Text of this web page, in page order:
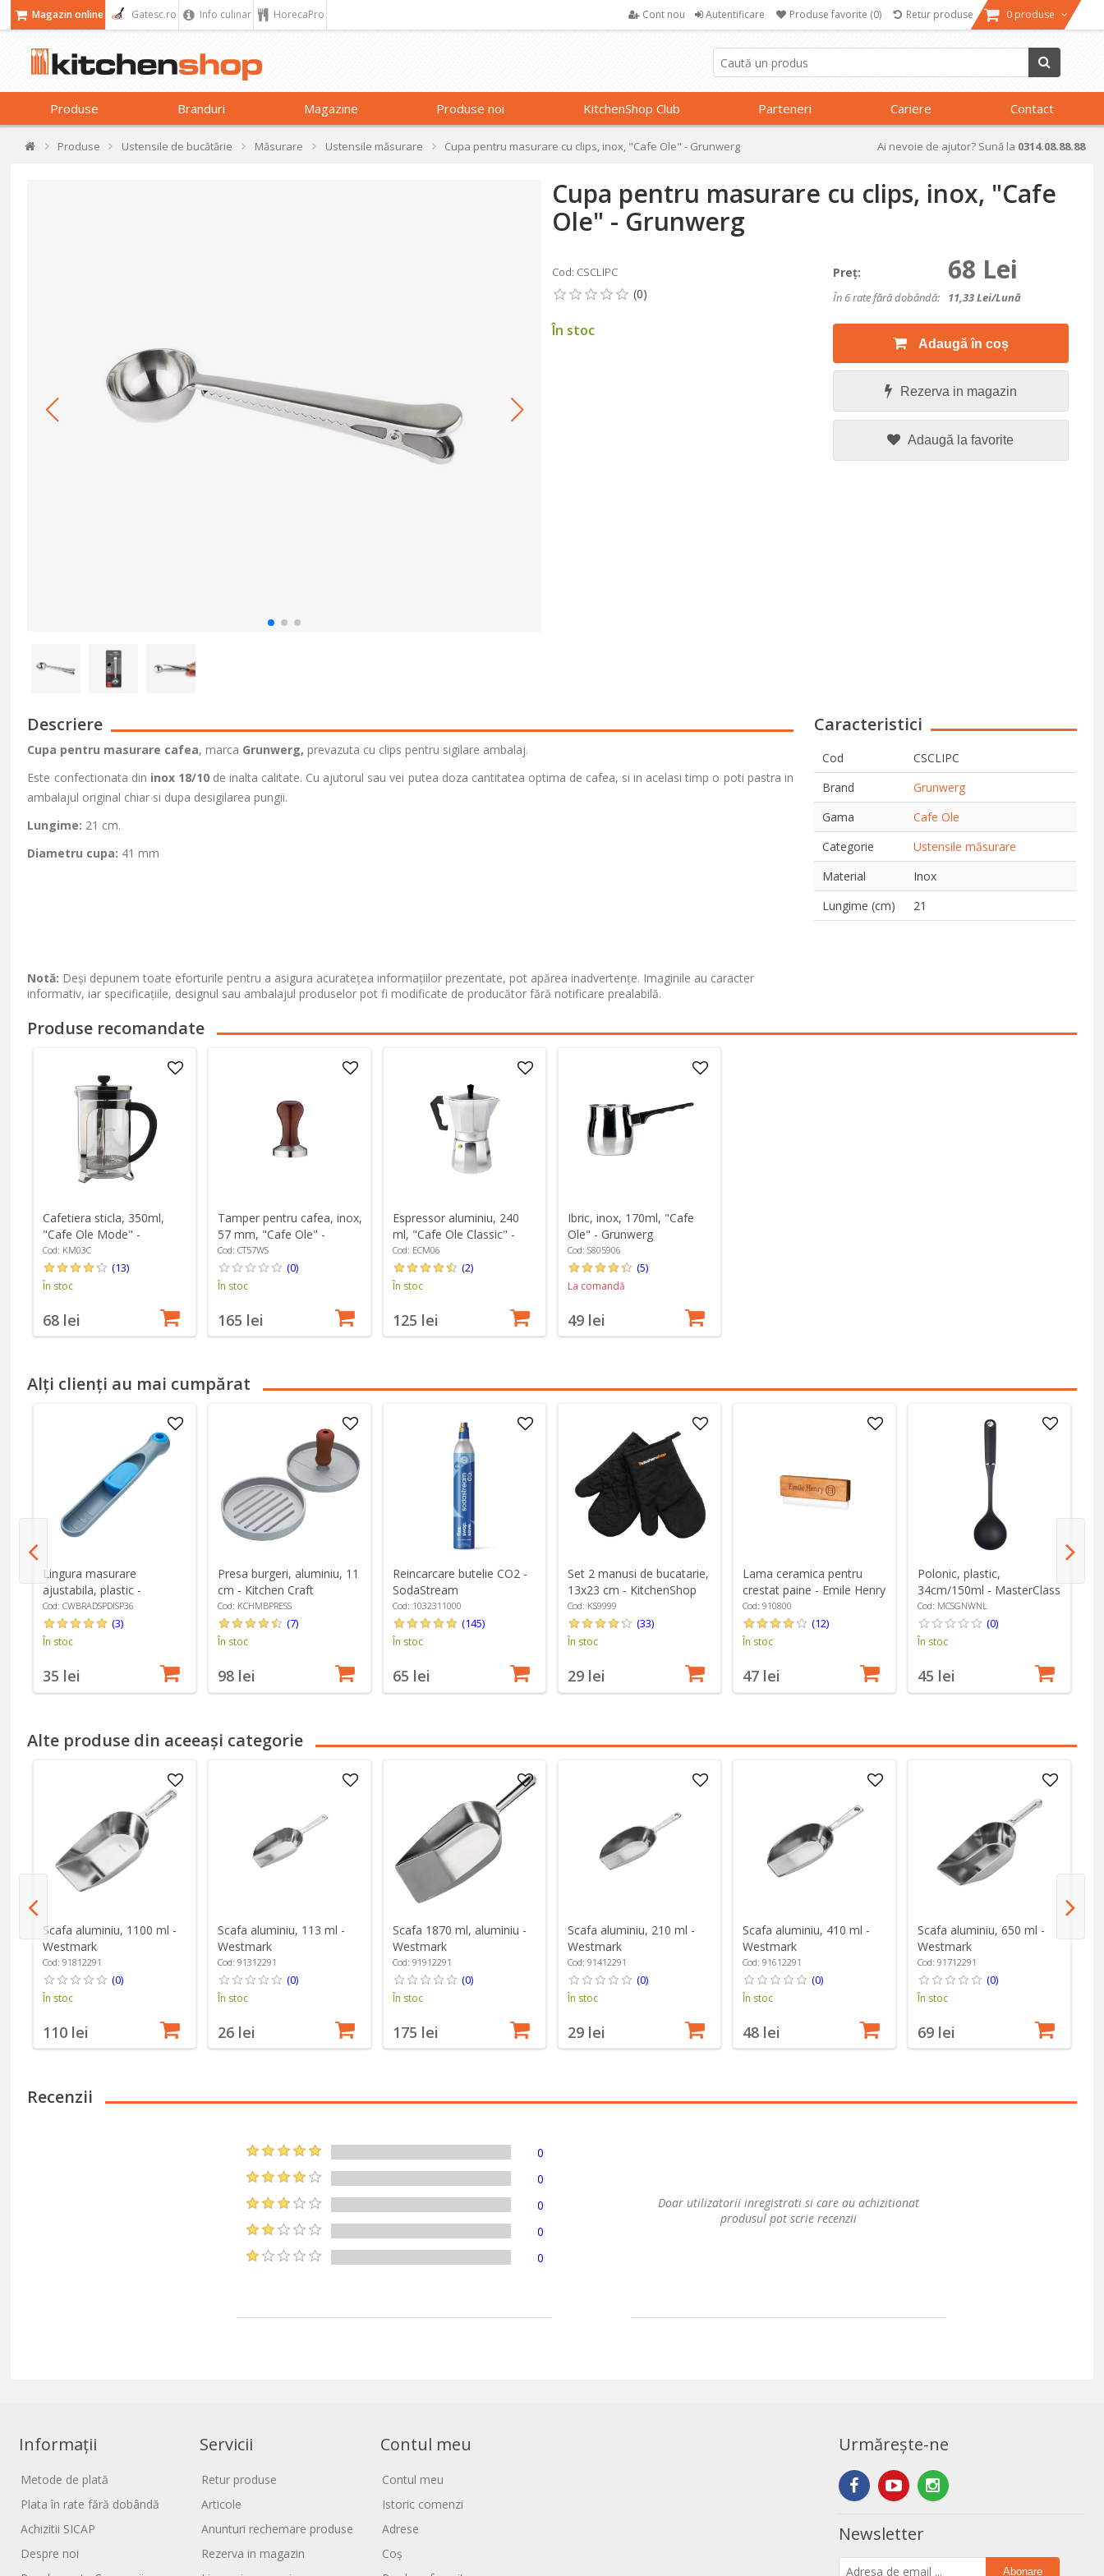
Magazin online Gatesc.ro Info culinar HorecaPro Cont nou Autentificare Produse favorite (0) Retur produse 0 produse
Produse Branduri Magazine Produse noi KitchenShop Club Parteneri Cariere Contact
Produse Ustensile de bucătărie Măsurare Ustensile măsurare Cupa pentru masurare cu clips, inox, "Cafe Ole" - Grunwerg Ai nevoie de ajutor? Sună la 0314.08.88.88
Cupa pentru masurare cu clips, inox, "Cafe
Ole" - Grunwerg
Cod: CSCLIPC
În stoc
Preţ: 68 Lei
În 6 rate fără dobândă: 11,33Lei/lună
Adaugă în coș
Rezerva in magazin
Adaugă la favorite
Descriere
Cupa pentru masurare cafea, marca Grunwerg,prevazuta cu clips pentru sigilare ambalaj.
Este confectionata din inox 18/10de inalta calitate. Cu ajutorul sau vei putea doza cantitatea optima de cafea, si in acelasi timp o poti pastra in
ambalajul original chiar si dupa desigilarea pungii.
Lungime: 21 cm.
Diametru cupa: 41 mm
Caracteristici
Cod
CSCLIPC
Brand
Grunwerg
Gama
Cafe Ole
Categorie
Ustensile măsurare
Material
Inox
Lungime (cm)
21
Notă: Deși depunem toate eforturile pentru a asigura acuratețea informațiilor prezentate, pot apărea inadvertențe. Imaginile au caracter
informativ, iar specificațiile, designul sau ambalajul produselor pot fi modificate de producător fără notificare prealabilă.
Produse recomandate
Cafetiera sticla, 350ml,
"Cafe Ole Mode" -
Grunwerg
Cod: KM03C
(13)
În stoc
68 lei
Tamper pentru cafea, inox,
57 mm, "Cafe Ole" -
Grunwerg
Cod: CT57WS
(0)
În stoc
165 lei
Espressor aluminiu, 240
ml, "Cafe Ole Classic" -
Grunwerg
Cod: ECM06
(2)
În stoc
125 lei
Ibric, inox, 170ml, "Cafe
Ole" - Grunwerg
Cod: S805906
(5)
La comandă
49 lei
Alți clienți au mai cumpărat
Lingura masurare
ajustabila, plastic -
Colourworks
Cod: CWBRADSPDISP36
(3)
În stoc
35 lei
Presa burgeri, aluminiu, 11
cm - Kitchen Craft
Cod: KCHMBPRESS
(7)
În stoc
98 lei
Reincarcare butelie CO2 -
SodaStream
Cod: 1032311000
(145)
În stoc
65 lei
Set 2 manusi de bucatarie,
13x23 cm - KitchenShop
Cod: KS9999
(33)
În stoc
29 lei
Lama ceramica pentru
crestat paine - Emile Henry
Cod: 910800
(12)
În stoc
47 lei
Polonic, plastic,
34cm/150ml - MasterClass
Cod: MCSGNWNL
(0)
În stoc
45 lei
Alte produse din aceeași categorie
Scafa aluminiu, 1100 ml -
Westmark
Cod: 91812291
(0)
În stoc
110 lei
Scafa aluminiu, 113 ml -
Westmark
Cod: 91312291
(0)
În stoc
26 lei
Scafa 1870 ml, aluminiu -
Westmark
Cod: 91912291
(0)
În stoc
175 lei
Scafa aluminiu, 210 ml -
Westmark
Cod: 91412291
(0)
În stoc
29 lei
Scafa aluminiu, 410 ml -
Westmark
Cod: 91612291
(0)
În stoc
48 lei
Scafa aluminiu, 650 ml -
Westmark
Cod: 91712291
(0)
În stoc
69 lei
Recenzii
0
0
0
0
0
Doar utilizatorii inregistrati si care au achizitionat
produsul pot scrie recenzii
Informații
Metode de plată
Plata în rate fără dobândă
Achizitii SICAP
Despre noi
Servicii
Retur produse
Articole
Anunturi rechemare produse
Rezerva in magazin
Contul meu
Contul meu
Istoric comenzi
Adrese
Coș
Urmărește-ne
Newsletter
Abonare